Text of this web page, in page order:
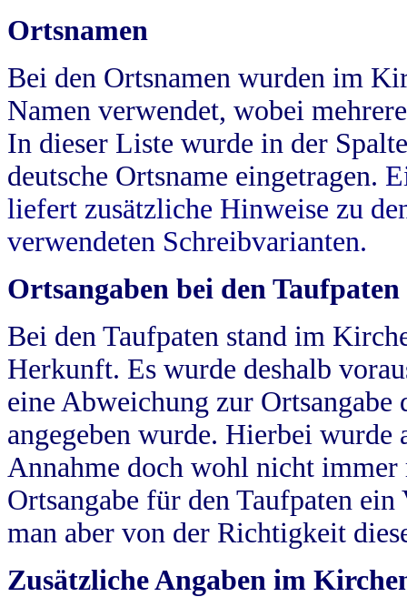
Ortsnamen
Bei den Ortsnamen wurden im
Namen verwendet, wobei
In dieser Liste wurde in der
deutsche Ortsname eingetragen.
liefert zusätzliche Hinweise zu
verwendeten Schreibvarianten.
Ortsangaben bei den Taufpaten
Bei den Taufpaten stand im
Herkunft. Es wurde deshalb
eine Abweichung zur
angegeben wurde. Hierbei wurde
Annahme doch wohl nicht
Ortsangabe für den Taufpaten
man aber von der Richtigkeit
Zusätzliche Angaben im